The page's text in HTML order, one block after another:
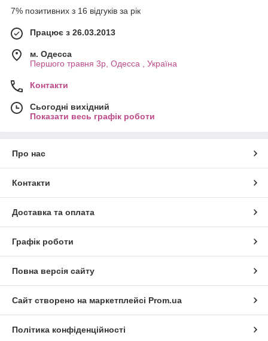
7% позитивних з 16 відгуків за рік
Працює з 26.03.2013
м. Одесса
Першого травня 3р, Одесса , Україна
Контакти
Сьогодні вихідний
Показати весь графік роботи
Про нас
Контакти
Доставка та оплата
Графік роботи
Повна версія сайту
Сайт створено на маркетплейсі Prom.ua
Політика конфіденційності